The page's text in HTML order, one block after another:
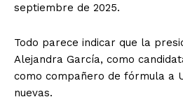
septiembre de 2025.
Todo parece indicar que la
Alejandra García, como
como compañero de fórmula a
nuevas.